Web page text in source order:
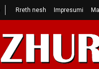
Rreth nesh Impresumi